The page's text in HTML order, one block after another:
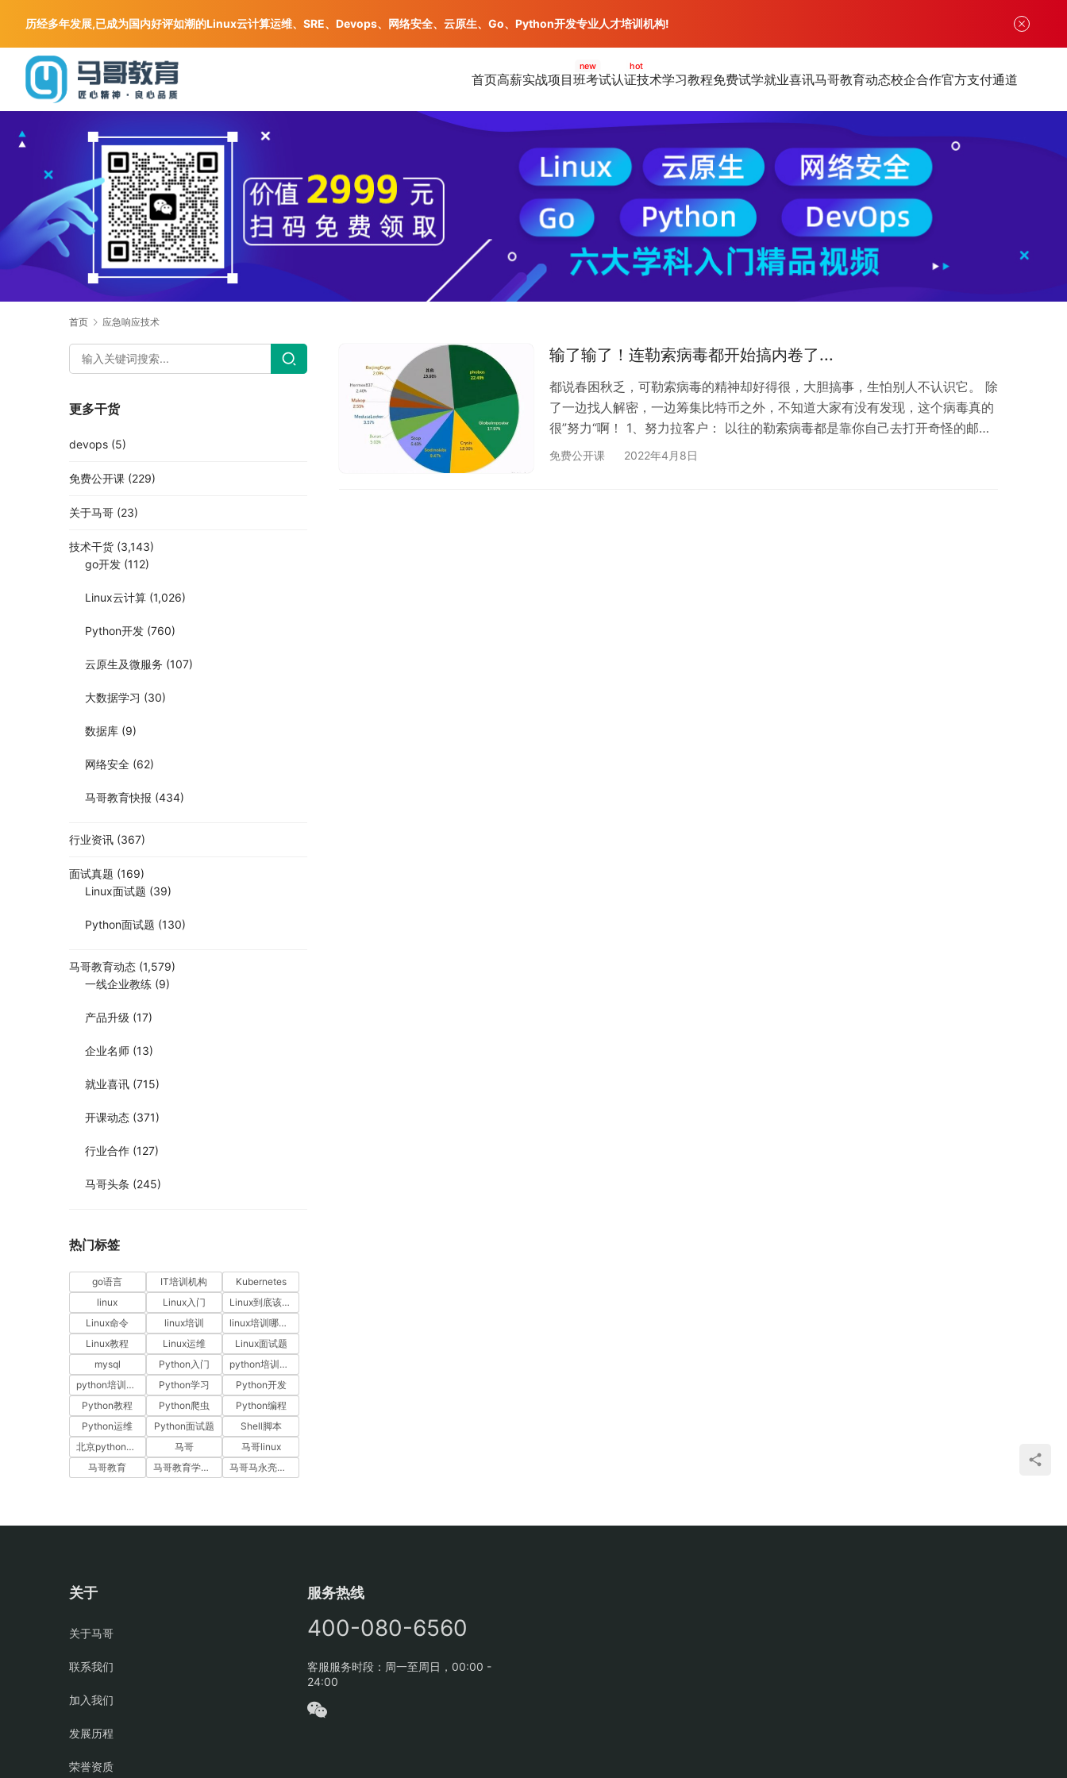
首页高薪实战项目班
new
考试认证
hot
技术学习教程免费试学就业喜讯马哥教育动态校企合作官方支付通道
首页 应急响应技术
输了输了！连勒索病毒都开始搞内卷了...
都说春困秋乏，可勒索病毒的精神却好得很，大胆搞事，生怕别人不认识它。 除
了一边找人解密，一边筹集比特币之外，不知道大家有没有发现，这个病毒真的
很”努力“啊！ 1、努力拉客户： 以往的勒索病毒都是靠你自己去打开奇怪的邮
件、点一些奇葩的网址、下载一些诱人的软件，而现在的病毒，会自己去“拉客
免费公开课 2022年4月8日
更多干货
devops (5)
免费公开课 (229)
关于马哥 (23)
技术干货 (3,143)
go开发 (112)
Linux云计算 (1,026)
Python开发 (760)
云原生及微服务 (107)
大数据学习 (30)
数据库 (9)
网络安全 (62)
马哥教育快报 (434)
行业资讯 (367)
面试真题 (169)
Linux面试题 (39)
Python面试题 (130)
马哥教育动态 (1,579)
一线企业教练 (9)
产品升级 (17)
企业名师 (13)
就业喜讯 (715)
开课动态 (371)
行业合作 (127)
马哥头条 (245)
热门标签
go语言 IT培训机构
Kubernetes
linux
Linux入门
Linux到底该怎样学？
Linux命令
linux培训
linux培训哪家好
Linux教程
Linux运维
Linux面试题
mysql
Python入门
python培训哪家好
python培训排名
Python学习
Python开发
Python教程
Python爬虫
Python编程
Python运维
Python面试题
Shell脚本
北京python培训
马哥
马哥linux
马哥教育
马哥教育学员故事 马哥马永亮，马哥linux讲师，马哥教育ceo
关于
关于马哥
联系我们
加入我们
发展历程
荣誉资质
服务热线
400-080-6560
客服服务时段：周一至周日，00:00 -
24:00
历经多年发展,已成为国内好评如潮的Linux云计算运维、SRE、Devops、网络安全、云原生、Go、Python开发专业人才培训机构!